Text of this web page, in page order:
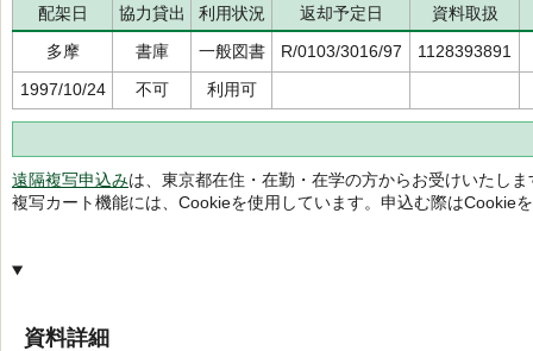
配架日
協力貸出 利用状況 返却予定日
資料取扱
多摩
書庫 一般図書 R/0103/3016/97
1128393891
1997/10/24
不可 利用可
遠隔複写申込みは、東京都在住・在勤・在学の方からお受けいたしま
複写カート機能には、Cookieを使用しています。申込む際はCookie
資料詳細